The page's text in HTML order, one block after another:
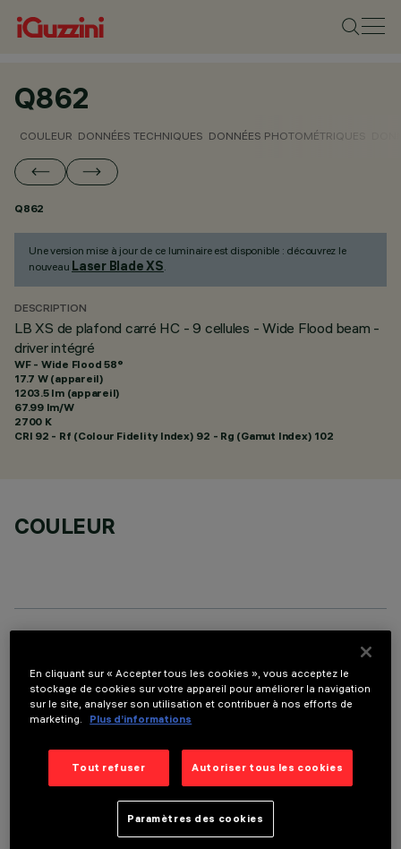
Q862
COULEUR DONNÉES TECHNIQUES DONNÉES PHOTOMÉTRIQUES
Q862
Une version mise à jour de ce luminaire est disponible : découvrez le
nouveau Laser Blade XS.
DESCRIPTION
LB XS de plafond carré HC - 9 cellules - Wide Flood beam -
driver intégré
WF - Wide Flood 58°
17.7 W (appareil)
1203.5 lm (appareil)
67.99 lm/W
2700 K
CRI 92 - Rf (Colour Fidelity Index) 92 - Rg (Gamut Index) 102
COULEUR
DERNIÈRE MISE À JOUR: 06/08/2026
DESCRIPTION
Appareil à installer sur plafond à 9 éléments optiques pour
sources LED - optiques fixes avec réflecteurs Opti-Beam à
haute définition en matière thermoplastique métallisée.
Malgré les dimensions extrêmement réduites du produit, la
technologie brevetée du système optique garantit un flux
En cliquant sur « Accepter tous les cookies », vous acceptez le
stockage de cookies sur votre appareil pour améliorer la navigation
sur le site, analyser son utilisation et contribuer à nos efforts de
marketing.
Plus d’informations
Tout refuser Autoriser tous les cookies
Paramètres des cookies